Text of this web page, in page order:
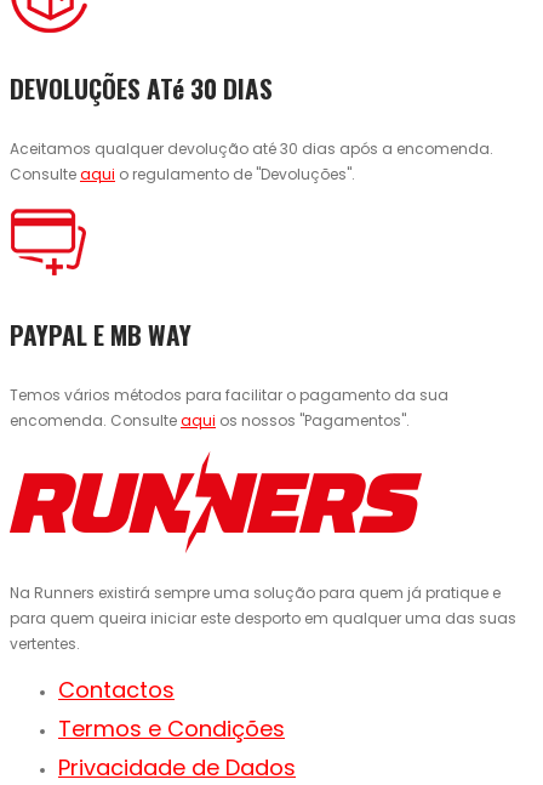
DEVOLUÇÕES ATé 30 DIAS
Aceitamos qualquer devolução até 30 dias após a encomenda.
Consulteaqui o regulamento de "Devoluções".
PAYPAL E MB WAY
Temos vários métodos para facilitar o pagamento da sua
encomenda. Consulteaqui os nossos "Pagamentos".
Na Runners existirá sempre uma solução para quem já pratique e
para quem queira iniciar este desporto em qualquer uma das suas
vertentes.
Contactos
Termos e Condições
Privacidade de Dados